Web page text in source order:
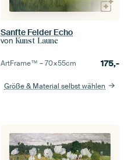
Sanfte Felder Echo
von Kunst Laune
ArtFrame™ –70×55cm 175,-
Größe & Material selbst wählen